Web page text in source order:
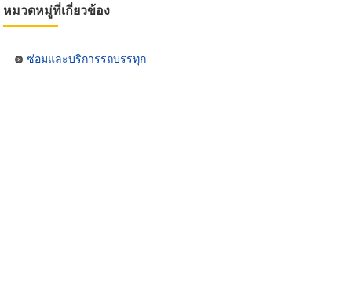
หมวดหมู่ที่เกี่ยวข้อง
ซ่อมและบริการรถบรรทุก